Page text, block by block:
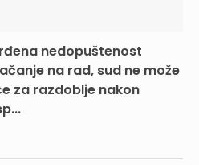
nedopuštenost
na rad, sud ne može
za razdoblje nakon